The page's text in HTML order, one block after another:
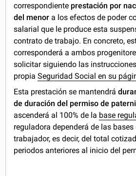
correspondiente prestación por
del menor a los efectos de poder
salarial que le produce esta
contrato de trabajo. En concreto,
corresponderá a ambos
solicitar siguiendo las
propiaSeguridad Social en su
Esta prestación se mantendrá
de duración del permiso de
ascenderá al 100% de la base
reguladora dependerá de las
trabajador, es decir, del total
periodos anteriores al inicio del